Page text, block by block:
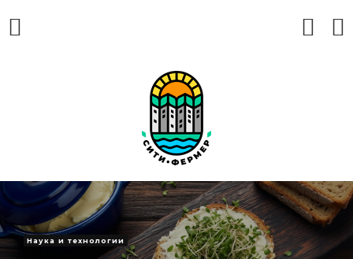
Наука и технологии